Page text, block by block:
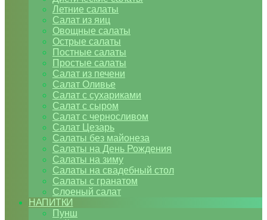
Летние салаты
Салат из яиц
Овощные салаты
Острые салаты
Постные салаты
Простые салаты
Салат из печени
Салат Оливье
Салат с сухариками
Салат с сыром
Салат с черносливом
Салат Цезарь
Салаты без майонеза
Салаты на День Рождения
Салаты на зиму
Салаты на свадебный стол
Салаты с гранатом
Слоеный салат
НАПИТКИ
Пунш